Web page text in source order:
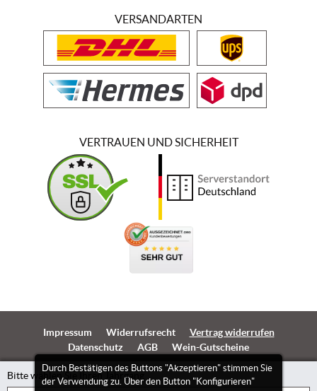
Bitte wählen Sie Ihren Jahrgang
Durch Bestätigen des Buttons "Akzeptieren" stimmen Sie
der Verwendung zu. Über den Button "Konfigurieren"
VERSANDARTEN
VERTRAUEN UND SICHERHEIT
Impressum Widerrufsrecht
Vertrag widerrufen
Datenschutz
AGB Wein-Gutscheine